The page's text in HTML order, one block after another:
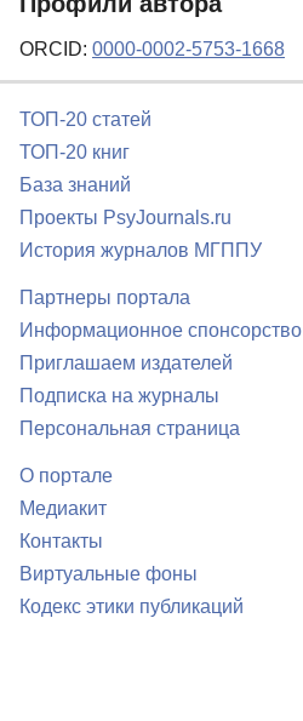
ORCID: 0000-0002-5753-1668
ТОП-20 статей
ТОП-20 книг
База знаний
Проекты PsyJournals.ru
История журналов МГППУ
Партнеры портала
Информационное спонсорство
Приглашаем издателей
Подписка на журналы
Персональная страница
О портале
Медиакит
Контакты
Виртуальные фоны
Кодекс этики публикаций